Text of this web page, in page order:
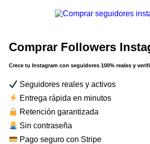
Comprar Followers
Crece tu Instagram con seguidores 100% reales y
Seguidores reales y activos
Entrega rápida en minutos
Retención garantizada
Sin contraseña
Pago seguro con Stripe